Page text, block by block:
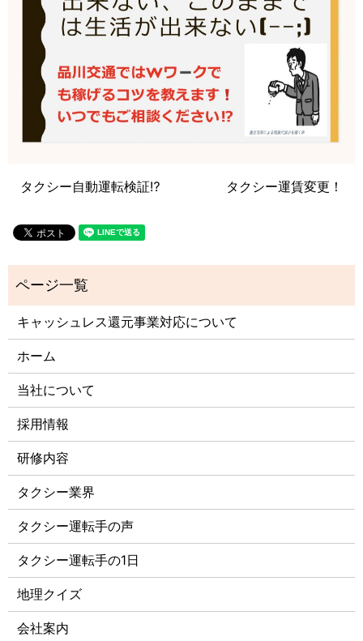
タクシー自動運転検証⁉️ タクシー運賃変更！
キャッシュレス還元事業対応について
ホーム
当社について
採用情報
研修内容
タクシー業界
タクシー運転手の声
タクシー運転手の1日
地理クイズ
会社案内